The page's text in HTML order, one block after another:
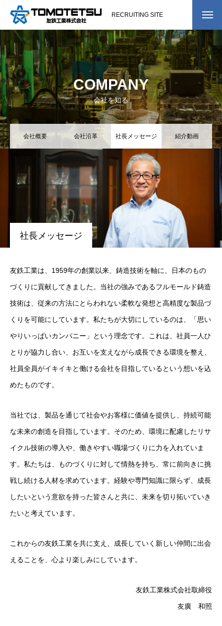
RECRUITING SITE
COMPANY 会社を知る
会社概要
会社沿革
紹介動画
BUSINESS
インタビュー
研修制度
社内イベント
RECRUIT
プライバシーポリシー お知らせ お問い合わせ
COMPANY
会社を知る
会社概要 会社沿革 社長メッセージ 紹介動画
社長メッセージ
友鉄工業は、1959年の創業以来、鋳造技術を軸に、日本のもの
づくりに貢献してきました。当社の強みであるフルモールド鋳造
技術は、従来の方法にとらわれない柔軟な発想と高精度な製品づ
くりを可能にしています。私たちが大切にしているのは、「思い
やりいっぱいカンパニー」という理念です。これは、社員一人ひ
とりが協力し合い、お互いを支えながら成長できる環境を整え、
社員全員がイキイキと働ける会社を目指しているという想いを込
めたものです。
当社では、製品を通じて社会やお客様に価値を提供し、持続可能
な未来の創造を目指しています。そのため、環境に配慮したリサ
イクル技術の導入や、働きやすい職場づくりに力を入れていま
す。私たちは、ものづくりに対して情熱を持ち、常に前向きに挑
戦し続ける人材を求めています。経験や専門知識に限らず、成長
したいという意欲を持った皆さんと共に、未来を切り拓いていき
たいと考えています。
これからの友鉄工業を共に支え、成長していく新しい仲間に出会
えることを、心より楽しみにしています。
友鉄工業株式会社取締役
友廣 和照